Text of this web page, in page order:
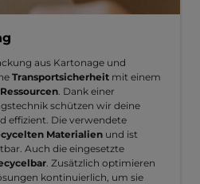
aus Kartonage und
Transportsicherheit mit einem
. Dank einer
schützen wir deine
effizient. Die verwendete
Materialien und ist
Auch die eingesetzte
. Zusätzlich optimieren
kontinuierlich, um sie